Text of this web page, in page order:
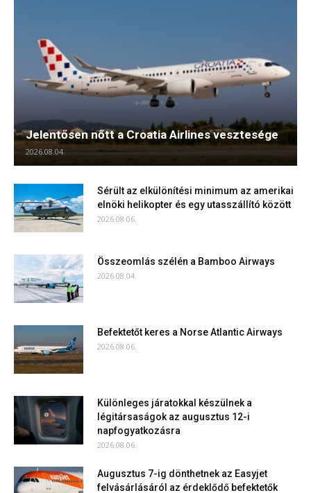
Jelentősen nőtt a Croatia Airlines vesztesége
2026.08.04.
Sérült az elkülönítési minimum az amerikai
elnöki helikopter és egy utasszállító között
2026.08.06.
Összeomlás szélén a Bamboo Airways
2026.08.04.
Befektetőt keres a Norse Atlantic Airways
2026.08.06.
Különleges járatokkal készülnek a
légitársaságok az augusztus 12-i
napfogyatkozásra
2026.08.06.
Augusztus 7-ig dönthetnek az Easyjet
felvásárlásáról az érdeklődő befektetők